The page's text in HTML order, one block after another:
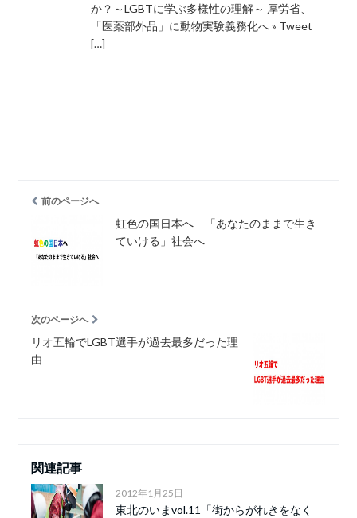
か？～LGBTに学ぶ多様性の理解～ 厚労省、
「医薬部外品」に動物実験義務化へ » Tweet
[…]
前のページへ
虹色の国日本へ 「あなたのままで生き
ていける」社会へ
次のページへ
リオ五輪でLGBT選手が過去最多だった理
由
関連記事
2012年1月25日
東北のいまvol.11「街からがれきをなく